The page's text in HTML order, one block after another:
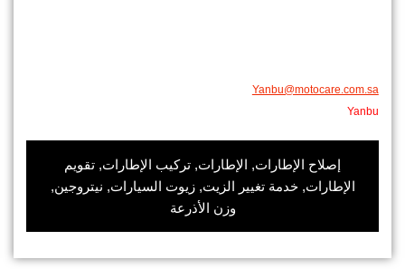
Yanbu@motocare.com.sa​
Yanbu
إصلاح الإطارات, الإطارات, تركيب الإطارات, تقويم
الإطارات, خدمة تغيير الزيت, زيوت السيارات, نيتروجين,
وزن الأذرعة